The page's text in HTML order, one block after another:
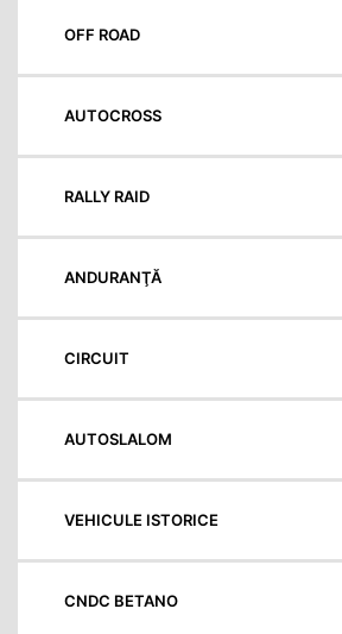
OFF ROAD
AUTOCROSS
RALLY RAID
ANDURANŢĂ
CIRCUIT
AUTOSLALOM
VEHICULE ISTORICE
CNDC BETANO